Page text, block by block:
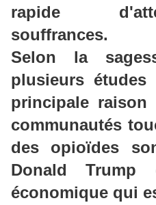
rapide
souffrances.
Selon la
plusieurs
principale
communautés
des opioïdes
Donald Trump
économique qui